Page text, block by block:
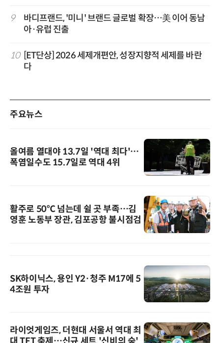
9
바디프랜드, '미니' 브랜드 글로벌 확장…美 이어 동남
아·유럽 진출
10 [ET단상] 2026 세제개편안, 성장지향적 세제를 바란
다
주요뉴스
올여름 열대야 13.7일 '역대 최다'…
폭염일수도 15.7일로 역대 4위
활주로 50℃ 넘는데 쉴 곳 부족…김
영훈 노동부 장관, 김포공항 불시점검
SK하이닉스, 용인 Y2·청주 M17에 5
4조원 투자
라이엇게임즈, 더현대 서울서 역대 최